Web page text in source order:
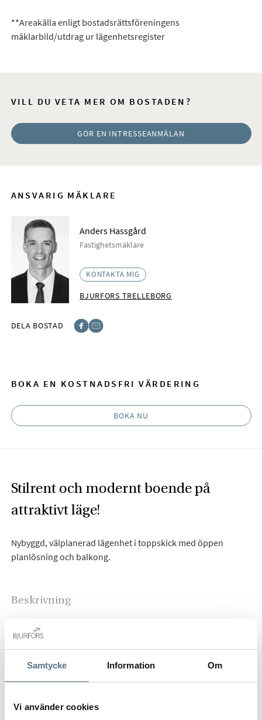
Samtycke Information Om
Vi använder cookies
**Areakälla enligt bostadsrättsföreningens
mäklarbild/utdrag ur lägenhetsregister
VILL DU VETA MER OM BOSTADEN?
GÖR EN INTRESSEANMÄLAN
ANSVARIG MÄKLARE
Anders Hassgård
Fastighetsmäklare
KONTAKTA MIG
BJURFORS TRELLEBORG
DELA BOSTAD
BOKA EN KOSTNADSFRI VÄRDERING
BOKA NU
Stilrent och modernt boende på
attraktivt läge!
Nybyggd, välplanerad lägenhet i toppskick med öppen
planlösning och balkong.
Beskrivning
Välkommen till denna toppmoderna tvårummare som med
sina väldisponerade kvadratmetrar och öppna ytor ger er ett
boende för dig som letar efter ett hem att bara flytta rakt in i.
kök och vardagsrum, stort fint badrum med dusch, toalett
HELA BESKRIVNINGEN